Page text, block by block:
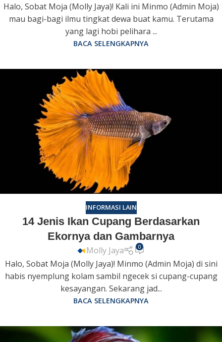
Halo, Sobat Moja (Molly Jaya)! Kali ini Minmo (Admin Moja)
mau bagi-bagi ilmu tingkat dewa buat kamu. Terutama
yang lagi hobi pelihara ...
BACA SELENGKAPNYA
INFORMASI LAIN
14 Jenis Ikan Cupang Berdasarkan
Ekornya dan Gambarnya
Molly Jaya 0
Halo, Sobat Moja (Molly Jaya)! Minmo (Admin Moja) di sini
habis nyemplung kolam sambil ngecek si cupang-cupang
kesayangan. Sekarang jad...
BACA SELENGKAPNYA